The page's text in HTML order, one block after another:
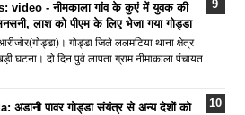
video - नीमकाला गांव के कुएं में युवक की
लाश को पीएम के लिए भेजा गया गोड्डा
गोड्डा जिले ललमटिया थाना क्षेत्र
घटना। दो दिन पुर्व लापता ग्राम नीमाकाला पंचायत
अडानी पावर गोड्डा संयंत्र से अन्य देशों को